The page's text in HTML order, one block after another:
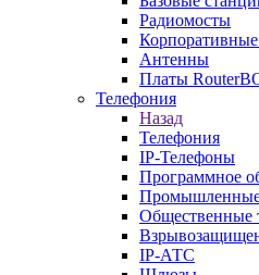
Радиомосты
Антенны
Платы
Телефония
Назад
Телефония
IP-Телефоны
Программное
Общественные
IP-АТС